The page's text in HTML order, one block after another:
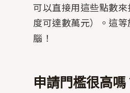
可以直接用這些點數
度可達數萬元）。這
腦！
申請門檻很高